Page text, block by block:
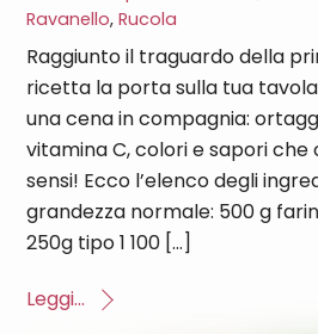
Ravanello,Rucola
Raggiunto il traguardo della
ricetta la porta sulla tua
una cena in compagnia:
vitamina C, colori e sapori
sensi! Ecco l’elenco degli
grandezza normale: 500 g
250g tipo 1 100 […]
Leggi...